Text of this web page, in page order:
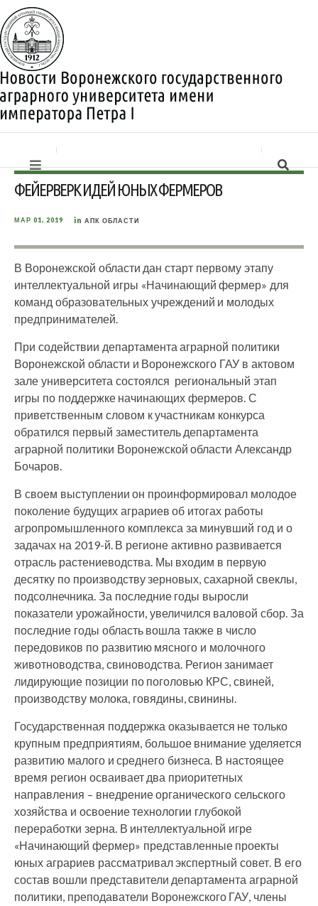
ФЕЙЕРВЕРК ИДЕЙ ЮНЫХ ФЕРМЕРОВ
МАР 01, 2019 in АПК ОБЛАСТИ
В Воронежской области дан старт первому этапу
интеллектуальной игры «Начинающий фермер» для
команд образовательных учреждений и молодых
предпринимателей.
При содействии департамента аграрной политики
Воронежской области и Воронежского ГАУ в актовом
зале университета состоялся региональный этап
игры по поддержке начинающих фермеров. С
приветственным словом к участникам конкурса
обратился первый заместитель департамента
аграрной политики Воронежской области Александр
Бочаров.
В своем выступлении он проинформировал молодое
поколение будущих аграриев об итогах работы
агропромышленного комплекса за минувший год и о
задачах на 2019-й. В регионе активно развивается
отрасль растениеводства. Мы входим в первую
десятку по производству зерновых, сахарной свеклы,
подсолнечника. За последние годы выросли
показатели урожайности, увеличился валовой сбор. За
последние годы область вошла также в число
передовиков по развитию мясного и молочного
животноводства, свиноводства. Регион занимает
лидирующие позиции по поголовью КРС, свиней,
производству молока, говядины, свинины.
Государственная поддержка оказывается не только
крупным предприятиям, большое внимание уделяется
развитию малого и среднего бизнеса. В настоящее
время регион осваивает два приоритетных
направления – внедрение органического сельского
хозяйства и освоение технологии глубокой
переработки зерна. В интеллектуальной игре
«Начинающий фермер» представленные проекты
юных аграриев рассматривал экспертный совет. В его
состав вошли представители департамента аграрной
политики, преподаватели Воронежского ГАУ, члены